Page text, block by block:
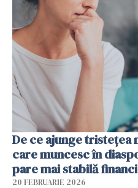
De ce ajunge tristețea
care muncesc în
pare mai stabilă
20 FEBRUARIE 2026